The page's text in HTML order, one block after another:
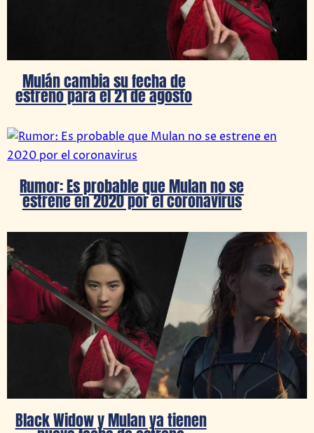
Mulán cambia su fecha de
estreno para el 21 de agosto
Rumor: Es probable que Mulan no se
estrene en 2020 por el coronavirus
Black Widow y Mulan ya tienen